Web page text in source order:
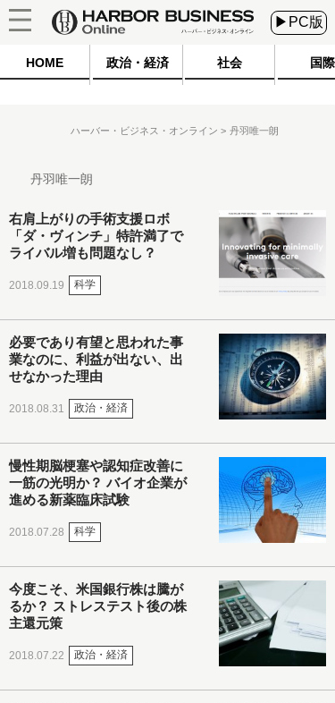
▶PC版
HOME 政治・経済 社会 国際
ハーバー・ビジネス・オンライン 丹羽唯一朗
丹羽唯一朗
右肩上がりの手術支援ロボ
「ダ・ヴィンチ」特許満了で
ライバル増も問題なし？
2018.09.19 科学
必要であり有望と思われた事
業なのに、利益が出ない、出
せなかった理由
2018.08.31 政治・経済
慢性期脳梗塞や認知症改善に
一筋の光明か？ バイオ企業が
進める新薬臨床試験
2018.07.28 科学
今度こそ、米国銀行株は騰が
るか？ ストレステスト後の株
主還元策
2018.07.22 政治・経済